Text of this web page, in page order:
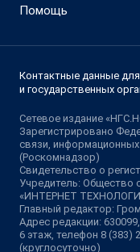
Помощь
Контактные данные
и государственных
Сетевое издание
Зарегистрировано
связи,
(Роскомнадзор)
Свидетельство о
Учредитель: Общество
«ИНТЕРНЕТ
Главный редактор:
Адрес редакции:
6 этаж, телефон 8 (383)
(круглосуточно)